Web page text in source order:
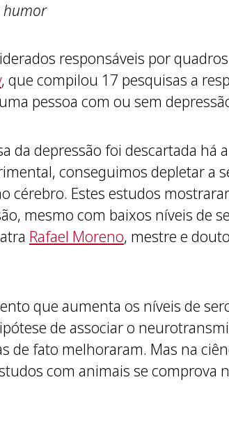
humor
responsáveis por quadros
, que compilou 17 pesquisas a
pessoa com ou sem
da depressão foi descartada há
conseguimos depletar a
cérebro. Estes estudos
mesmo com baixos níveis de
Rafael Moreno, mestre e
que aumenta os níveis de
de associar o
de fato melhoraram. Mas na
com animais se comprova